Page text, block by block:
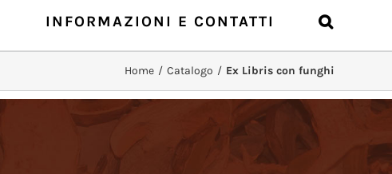
INFORMAZIONI E CONTATTI
Home / Catalogo / Ex Libris con funghi